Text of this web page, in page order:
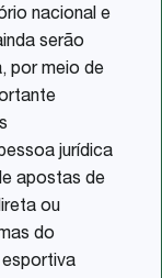
nacional e
serão
por meio de
jurídica
apostas de
ou
do